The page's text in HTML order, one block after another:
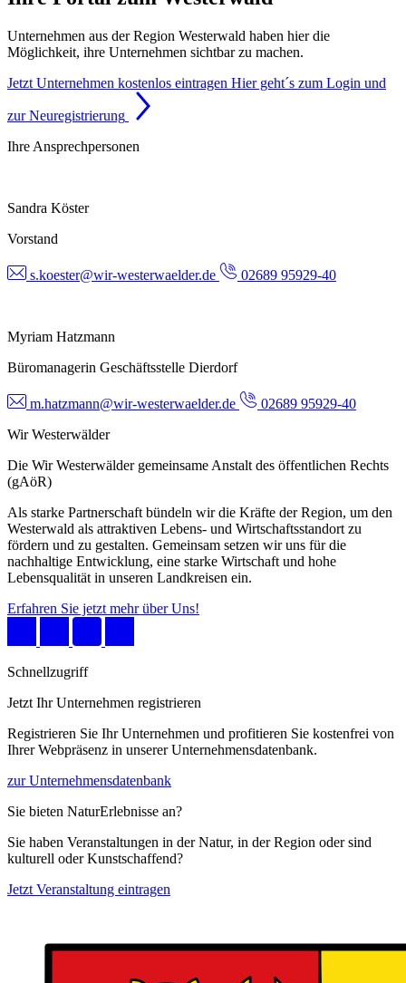
Unternehmen aus der Region Westerwald haben hier die
Möglichkeit, ihre Unternehmen sichtbar zu machen.
Jetzt Unternehmen kostenlos eintragen Hier geht´s zum Login und
zur Neuregistrierung
Ihre Ansprechpersonen
Sandra Köster
Vorstand
s.koester@wir-westerwaelder.de 02689 95929-40
Myriam Hatzmann
Büromanagerin Geschäftsstelle Dierdorf
m.hatzmann@wir-westerwaelder.de
02689 95929-40
Wir Westerwälder
Die Wir Westerwälder gemeinsame Anstalt des öffentlichen Rechts
(gAöR)
Als starke Partnerschaft bündeln wir die Kräfte der Region, um den
Westerwald als attraktiven Lebens- und Wirtschaftsstandort zu
fördern und zu gestalten. Gemeinsam setzen wir uns für die
nachhaltige Entwicklung, eine starke Wirtschaft und hohe
Lebensqualität in unseren Landkreisen ein.
Erfahren Sie jetzt mehr über Uns!
Schnellzugriff
Jetzt Ihr Unternehmen registrieren
Registrieren Sie Ihr Unternehmen und profitieren Sie kostenfrei von
Ihrer Webpräsenz in unserer Unternehmensdatenbank.
zur Unternehmensdatenbank
Sie bieten NaturErlebnisse an?
Sie haben Veranstaltungen in der Natur, in der Region oder sind
kulturell oder Kunstschaffend?
Jetzt Veranstaltung eintragen